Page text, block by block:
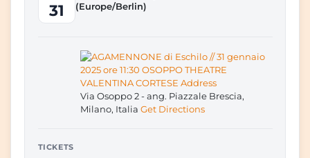
TICKETS
Via Osoppo 2 - ang. Piazzale Brescia,
Milano, Italia Get Directions
31
(Europe/Berlin)